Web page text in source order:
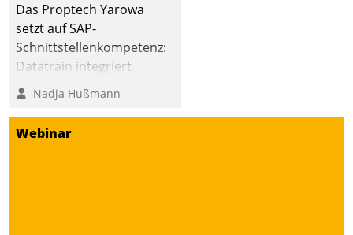
Das Proptech Yarowa
setzt auf SAP-
Schnittstellenkompetenz:
Datatrain integriert
Yarowas Portal zur
Vergabe und Verwaltung
von Aufträgen der
operativen
Nadja Hußmann
Webinar